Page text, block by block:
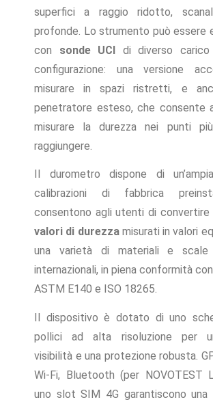
superfici a raggio ridotto,
profonde. Lo strumento può essere
con sonde UCI di diverso
configurazione: una versione
misurare in spazi ristretti, e
penetratore esteso, che consente
misurare la durezza nei punti
raggiungere.
Il durometro dispone di
calibrazioni di fabbrica
consentono agli utenti di
valori di durezzamisurati in valori
una varietà di materiali e scale
internazionali, in piena conformità
ASTM E140 e ISO 18265.
Il dispositivo è dotato di uno
pollici ad alta risoluzione per
visibilità e una protezione robusta.
Wi-Fi, Bluetooth (per NOVOTEST
uno slot SIM 4G garantiscono